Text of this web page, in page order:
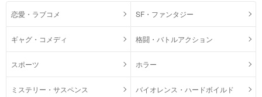
恋愛・ラブコメ SF・ファンタジー
ギャグ・コメディ 格闘・バトルアクション
スポーツ ホラー
ミステリー・サスペンス バイオレンス・ハードボイルド